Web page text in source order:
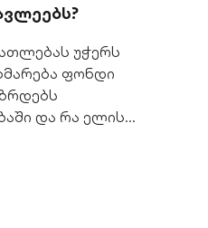
უჭერს
ფონდი
და რა ელის